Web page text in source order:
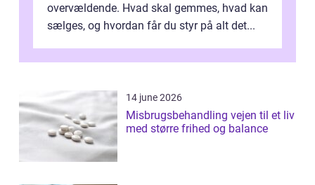
overvældende. Hvad skal gemmes, hvad kan
sælges, og hvordan får du styr på alt det...
14 june 2026
Misbrugsbehandling vejen til et liv
med større frihed og balance